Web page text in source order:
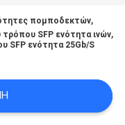
πομποδεκτών,
SFP ενότητα ινών,
SFP ενότητα 25Gb/S